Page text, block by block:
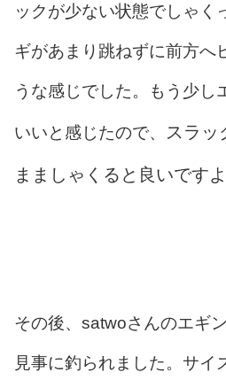
ックが少ない状態でしゃく
ギがあまり跳ねずに前方へ
うな感じでした。もう少し
いいと感じたので、 スラッ
まましゃくると良いですよ
その後、satwoさんのエギ
見事に釣られました。サイ